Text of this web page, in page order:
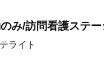
み/訪問看護ステ
ライト